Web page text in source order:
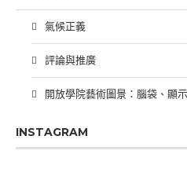
氣候正義
評論與推廣
開放學院藝術圖景：腦袋、顯
INSTAGRAM